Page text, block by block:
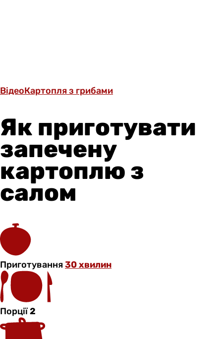
ВідеоКартопля з грибами
Як приготувати
запечену
картоплю з
салом
Приготування30 хвилин
Порції2